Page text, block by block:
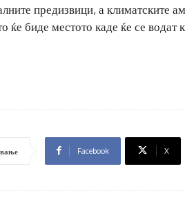
предизвици, а климатските
ќе биде местото каде ќе се водат
Facebook X